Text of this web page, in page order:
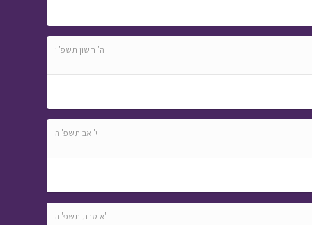
ה' חשון תשפ"ו
י' אב תשפ"ה
י"א טבת תשפ"ה